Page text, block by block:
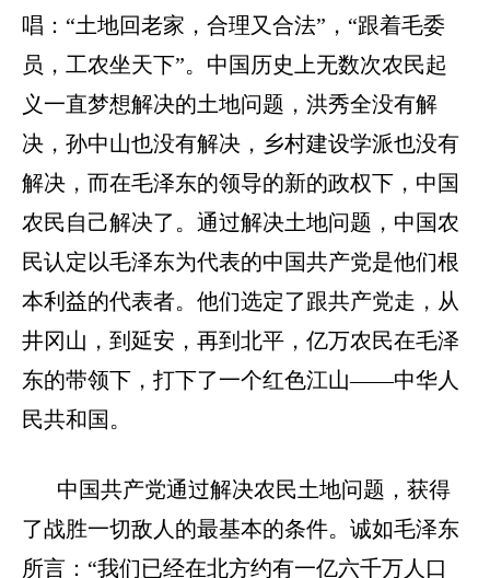
唱： “土地回老家，合理又合法”，“跟着毛委
员，工农坐天下”。中国历史上无数次农民起
义一直梦想解决的土地问题，洪秀全没有解
决，孙中山也没有解决，乡村建设学派也没有
解决，而在毛泽东的领导的新的政权下，中国
农民自己解决了。通过解决土地问题，中国农
民认定以毛泽东为代表的中国共产党是他们根
本利益的代表者。他们选定了跟共产党走，从
井冈山，到延安，再到北平，亿万农民在毛泽
东的带领下，打下了一个红色江山——中华人
民共和国。
中国共产党通过解决农民土地问题，获得
了战胜一切敌人的最基本的条件。诚如毛泽东
所言： “我们已经在北方约有一亿六千万人口